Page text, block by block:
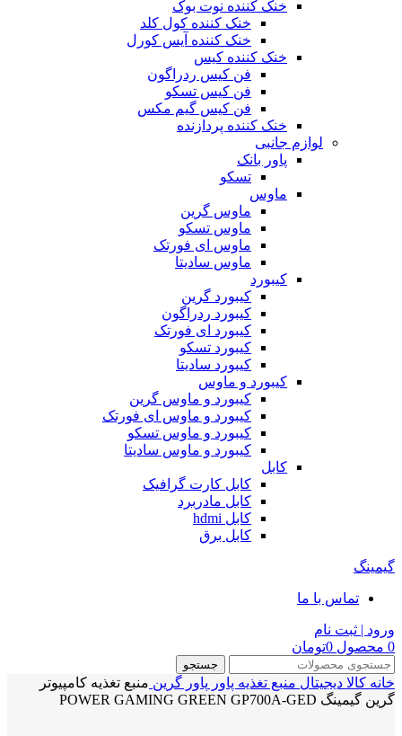
خنک کننده نوت بوک
خنک کننده کول کلد
خنک کننده آیس کورل
خنک کننده کیس
فن کیس ردراگون
فن کیس تسکو
فن کیس گیم مکس
خنک کننده پردازنده
لوازم جانبی
پاور بانک
تسکو
ماوس
ماوس گرین
ماوس تسکو
ماوس ای فورتک
ماوس سادیتا
کیبورد
کیبورد گرین
کیبورد ردراگون
کیبورد ای فورتک
کیبورد تسکو
کیبورد سادیتا
کیبورد و ماوس
کیبورد و ماوس گرین
کیبورد و ماوس ای فورتک
کیبورد و ماوس تسکو
کیبورد و ماوس سادیتا
کابل
کابل کارت گرافیک
کابل مادربرد
کابل hdmi
کابل برق
گیمینگ
تماس با ما
ورود | ثبت نام
0 محصول 0تومان
جستجو
خانه کالا دیجیتال منبع تغذیه‌ پاور پاور گرین منبع تغذیه کامپیوتر
گرین گیمینگ POWER GAMING GREEN GP700A-GED